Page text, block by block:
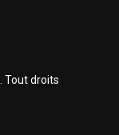
. Tout droits